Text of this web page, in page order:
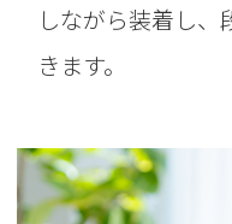
しながら装着し
きます。